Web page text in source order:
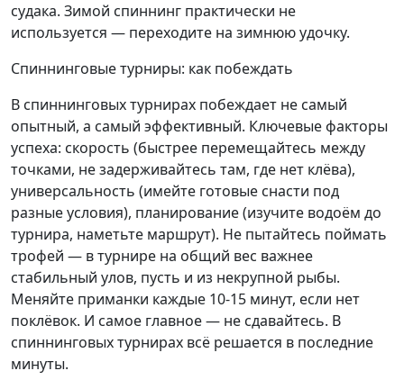
судака. Зимой спиннинг практически не
используется — переходите на зимнюю удочку.
Спиннинговые турниры: как побеждать
В спиннинговых турнирах побеждает не самый
опытный, а самый эффективный. Ключевые факторы
успеха: скорость (быстрее перемещайтесь между
точками, не задерживайтесь там, где нет клёва),
универсальность (имейте готовые снасти под
разные условия), планирование (изучите водоём до
турнира, наметьте маршрут). Не пытайтесь поймать
трофей — в турнире на общий вес важнее
стабильный улов, пусть и из некрупной рыбы.
Меняйте приманки каждые 10-15 минут, если нет
поклёвок. И самое главное — не сдавайтесь. В
спиннинговых турнирах всё решается в последние
минуты.